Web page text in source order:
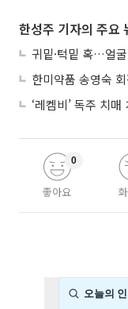
한성주 기자의 주요
귀밑·턱밑 혹…얼굴
‘레켐비’ 독주 치
좋아요
0